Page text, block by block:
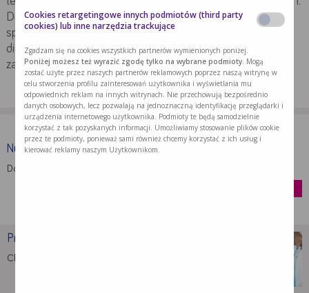
Dużo zależy czy po zabiegu jest szyna nazębna, czy w inny
sposób zęby są zabezpieczone i ustabilizowane. Dlatego
dietę należy dokładnie omówić z chirurgiem wykonującym
zabieg.
Nutridrink Protein
Dostarcza energię, białko i inne składniki …
Problemy z jedzeniem po …
Chcąc wesprzeć organizm po operacji należy …
Cookies retargetingowe innych podmiotów (third party
cookies) lub inne narzędzia trackujące
Zgadzam się na cookies wszystkich partnerów wymienionych poniżej.
Poniżej możesz też wyrazić zgodę tylko na wybrane podmioty. Mogą
zostać użyte przez naszych partnerów reklamowych poprzez naszą witrynę w
celu stworzenia profilu zainteresowań użytkownika i wyświetlania mu
odpowiednich reklam na innych witrynach. Nie przechowują bezpośrednio
danych osobowych, lecz pozwalają na jednoznaczną identyfikację przeglądarki i
urządzenia internetowego użytkownika. Podmioty te będą samodzielnie
korzystać z tak pozyskanych informacji. Umożliwiamy stosowanie plików cookie
przez te podmioty, ponieważ sami również chcemy korzystać z ich usług i
kierować reklamy naszym Użytkownikom.